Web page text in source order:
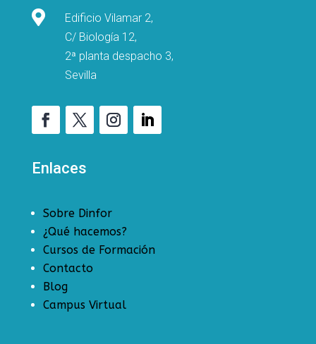

Edificio Vilamar 2,
C/ Biología 12,
2ª planta despacho 3,
Sevilla
Enlaces
Sobre Dinfor
¿Qué hacemos?
Cursos de Formación
Contacto
Blog
Campus Virtual